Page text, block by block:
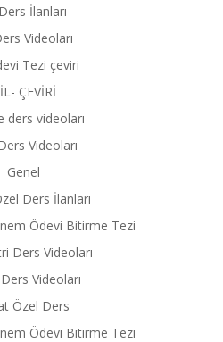
İlanları
Videoları
Tezi çeviri
ÇEVİRİ
ders videoları
Videoları
Genel
Ders İlanları
Ödevi Bitirme Tezi
Ders Videoları
Videoları
Özel Ders
Ödevi Bitirme Tezi